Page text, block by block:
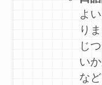
よ
り
じ
い
など